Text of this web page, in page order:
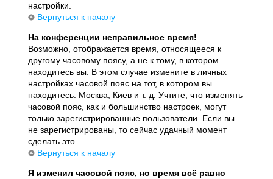
настройки.
Вернуться к началу
На конференции неправильное время!
Возможно, отображается время, относящееся к
другому часовому поясу, а не к тому, в котором
находитесь вы. В этом случае измените в личных
настройках часовой пояс на тот, в котором вы
находитесь: Москва, Киев и т. д. Учтите, что изменять
часовой пояс, как и большинство настроек, могут
только зарегистрированные пользователи. Если вы
не зарегистрированы, то сейчас удачный момент
сделать это.
Вернуться к началу
Я изменил часовой пояс, но время всё равно